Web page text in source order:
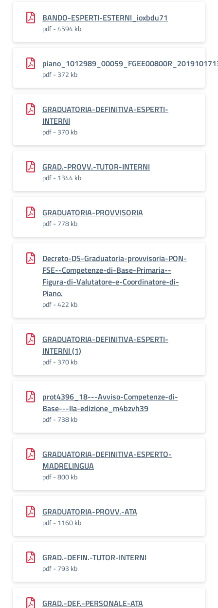
BANDO-ESPERTI-ESTERNI_ioxbdu71
pdf - 4594 kb
pdf - 372 kb
GRADUATORIA-DEFINITIVA-ESPERTI-
INTERNI
pdf - 370 kb
GRAD.-PROVV.-TUTOR-INTERNI
pdf - 1344 kb
GRADUATORIA-PROVVISORIA
pdf - 778 kb
Decreto-DS-Graduatoria-provvisoria-PON-
FSE--Competenze-di-Base-Primaria--
Figura-di-Valutatore-e-Coordinatore-di-
Piano.
pdf - 422 kb
GRADUATORIA-DEFINITIVA-ESPERTI-
INTERNI (1)
pdf - 370 kb
prot4396_18---Avviso-Competenze-di-
Base---IIa-edizione_m4bzvh39
pdf - 738 kb
GRADUATORIA-DEFINITIVA-ESPERTO-
MADRELINGUA
pdf - 800 kb
GRADUATORIA-PROVV.-ATA
pdf - 1160 kb
GRAD.-DEFIN.-TUTOR-INTERNI
pdf - 793 kb
GRAD.-DEF.-PERSONALE-ATA